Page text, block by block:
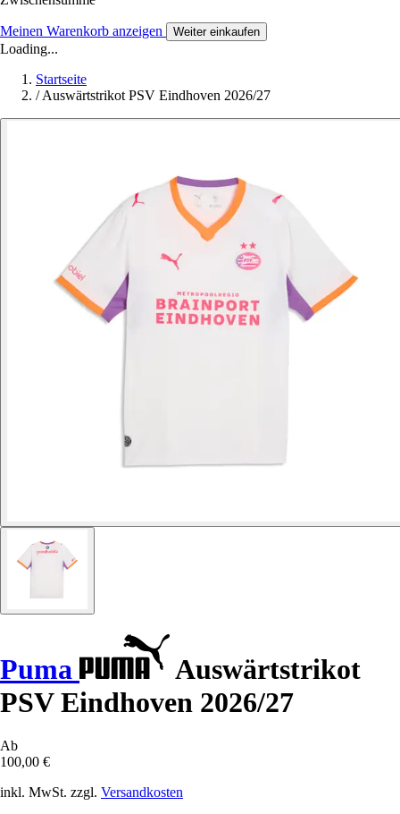
Meinen Warenkorb anzeigen Weiter einkaufen
Loading...
Startseite
/ Auswärtstrikot PSV Eindhoven 2026/27
Puma
Auswärtstrikot
PSV Eindhoven 2026/27
Ab
100,00 €
inkl. MwSt. zzgl. Versandkosten